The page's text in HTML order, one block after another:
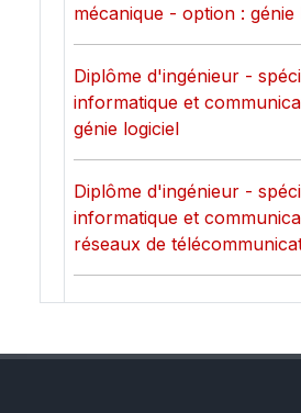
mécanique - option : génie
Diplôme d'ingénieur -
informatique et
génie logiciel
Diplôme d'ingénieur -
informatique et
réseaux de